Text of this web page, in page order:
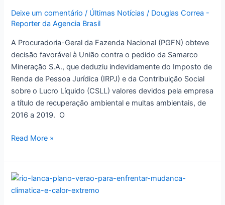
Deixe um comentário / Últimas Notícias / Douglas Correa -
Reporter da Agencia Brasil
A Procuradoria-Geral da Fazenda Nacional (PGFN) obteve
decisão favorável à União contra o pedido da Samarco
Mineração S.A., que deduziu indevidamente do Imposto de
Renda de Pessoa Jurídica (IRPJ) e da Contribuição Social
sobre o Lucro Líquido (CSLL) valores devidos pela empresa
a título de recuperação ambiental e multas ambientais, de
2016 a 2019. O
mais
de
bilhão
Read More »
Rio
lança